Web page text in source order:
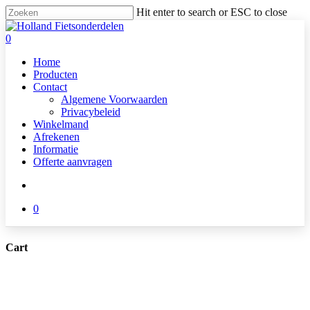
Skip
to
main
Hit enter to search or ESC to close
Close
Search
search
0
Home
Producten
Contact
Algemene Voorwaarden
Privacybeleid
Winkelmand
Afrekenen
Informatie
Offerte aanvragen
0
Cart